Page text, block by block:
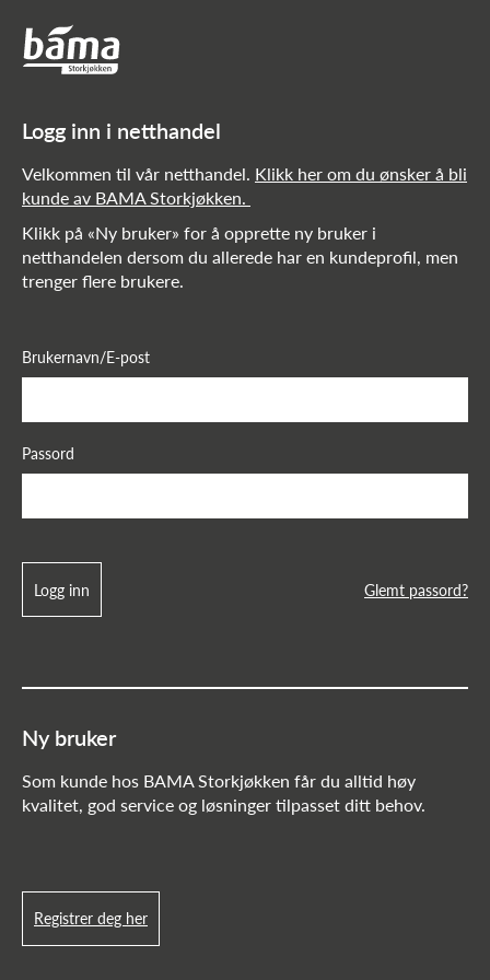
Netthandel!
Logg inn i netthandel
Velkommen til vår netthandel. Klikk her om du ønsker å bli
kunde av BAMA Storkjøkken.
Klikk på «Ny bruker» for å opprette ny bruker i
netthandelen dersom du allerede har en kundeprofil, men
trenger flere brukere.
Brukernavn/E-post
Passord
Logg inn Glemt passord?
Ny bruker
Som kunde hos BAMA Storkjøkken får du alltid høy
kvalitet, god service og løsninger tilpasset ditt behov.
Registrer deg her